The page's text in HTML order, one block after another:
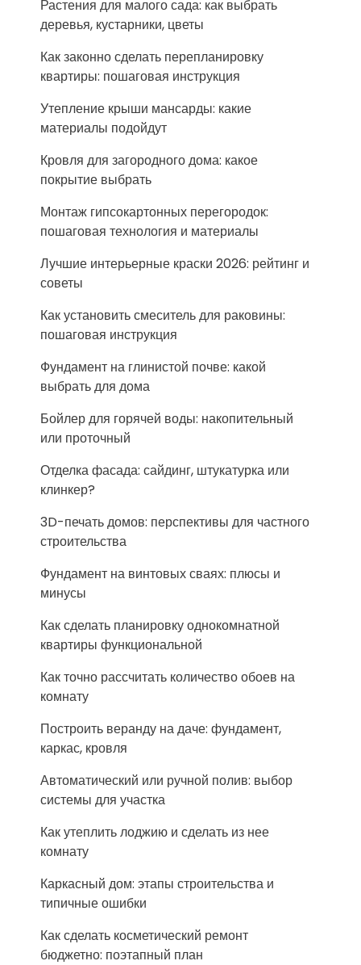
Растения для малого сада: как выбрать
деревья, кустарники, цветы
Как законно сделать перепланировку
квартиры: пошаговая инструкция
Утепление крыши мансарды: какие
материалы подойдут
Кровля для загородного дома: какое
покрытие выбрать
Монтаж гипсокартонных перегородок:
пошаговая технология и материалы
Лучшие интерьерные краски 2026: рейтинг и
советы
Как установить смеситель для раковины:
пошаговая инструкция
Фундамент на глинистой почве: какой
выбрать для дома
Бойлер для горячей воды: накопительный
или проточный
Отделка фасада: сайдинг, штукатурка или
клинкер?
3D-печать домов: перспективы для частного
строительства
Фундамент на винтовых сваях: плюсы и
минусы
Как сделать планировку однокомнатной
квартиры функциональной
Как точно рассчитать количество обоев на
комнату
Построить веранду на даче: фундамент,
каркас, кровля
Автоматический или ручной полив: выбор
системы для участка
Как утеплить лоджию и сделать из нее
комнату
Каркасный дом: этапы строительства и
типичные ошибки
Как сделать косметический ремонт
бюджетно: поэтапный план